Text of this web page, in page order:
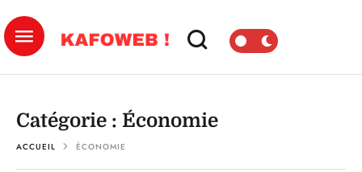
Catégorie : Économie
ACCUEIL ÉCONOMIE